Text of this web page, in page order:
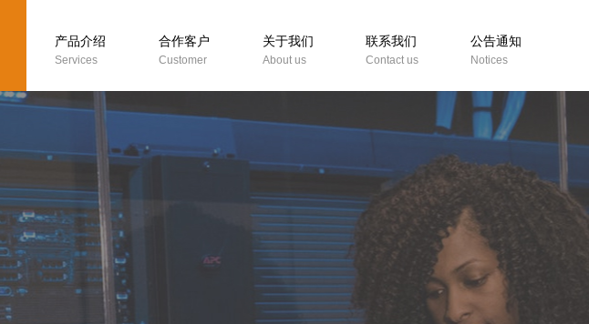
产品介绍
Services
合作客户
Customer
关于我们
About us
联系我们
Contact us
公告通知
Notices